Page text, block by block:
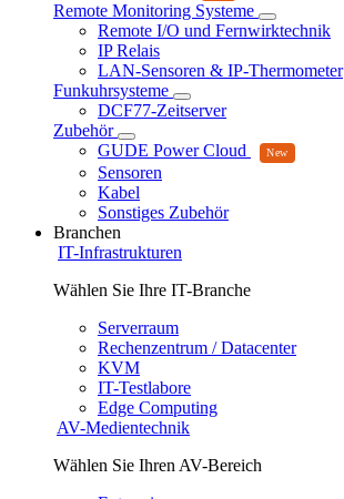
Remote Monitoring Systeme
Remote I/O und Fernwirktechnik
IP Relais
LAN-Sensoren & IP-Thermometer
Funkuhrsysteme
DCF77-Zeitserver
Zubehör
GUDE Power Cloud
Sensoren
Kabel
Sonstiges Zubehör
Branchen
IT-Infrastrukturen
Wählen Sie Ihre IT-Branche
Serverraum
Rechenzentrum / Datacenter
KVM
IT-Testlabore
Edge Computing
AV-Medientechnik
Wählen Sie Ihren AV-Bereich